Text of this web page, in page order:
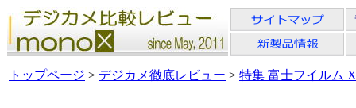
トップページ > デジカメ徹底レビュー > 特集 富士フイルム